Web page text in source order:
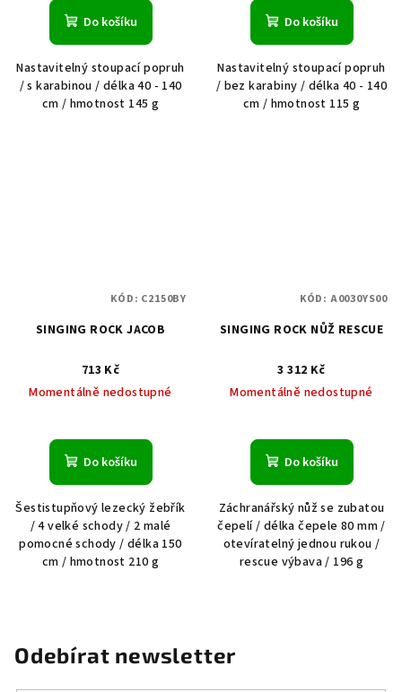
Do košíku
Nastavitelný stoupací popruh
/ s karabinou / délka 40 - 140
cm / hmotnost 145 g
Do košíku
Nastavitelný stoupací popruh
/ bez karabiny / délka 40 - 140
cm / hmotnost 115 g
SINGING ROCK JACOB
713 Kč
Momentálně nedostupné
Do košíku
Šestistupňový lezecký žebřík
/ 4 velké schody / 2 malé
pomocné schody / délka 150
cm / hmotnost 210 g
KÓD: C2150BY
SINGING ROCK NŮŽ RESCUE
3 312 Kč
Momentálně nedostupné
Do košíku
Záchranářský nůž se zubatou
čepelí / délka čepele 80 mm /
otevíratelný jednou rukou /
rescue výbava / 196 g
KÓD: A0030YS00
Odebírat newsletter